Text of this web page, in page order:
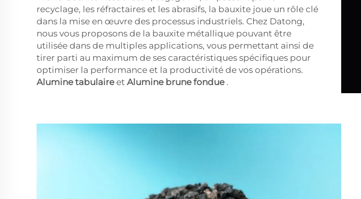
recyclage, les réfractaires et les abrasifs, la bauxite joue un rôle clé
dans la mise en œuvre des processus industriels. Chez Datong,
nous vous proposons de la bauxite métallique pouvant être
utilisée dans de multiples applications, vous permettant ainsi de
tirer parti au maximum de ses caractéristiques spécifiques pour
optimiser la performance et la productivité de vos opérations.
Alumine tabulaireet Alumine brune fondue .